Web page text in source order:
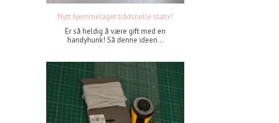
Nytt hjemmelaget trådsnelle stativ!
Er så heldig å være gift med en
handyhunk! Så denne ideen...